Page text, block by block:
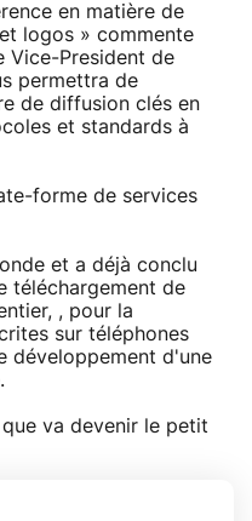
en matière de
logos » commente
Vice-President de
permettra de
de diffusion clés en
et standards à
forme de services
et a déjà conclu
téléchargement de
, pour la
sur téléphones
développement d'une
va devenir le petit